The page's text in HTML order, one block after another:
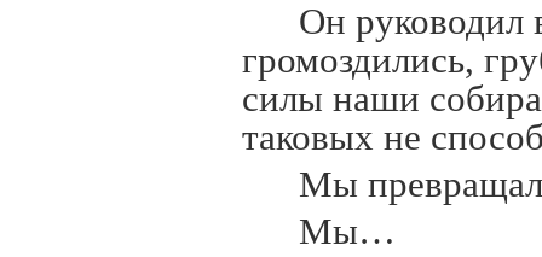
Он руководил
громоздились,
силы наши
таковых не
Мы
Мы…